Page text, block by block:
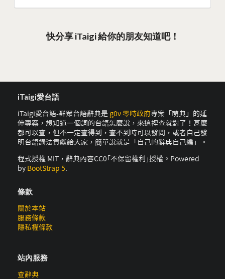
快分享 iTaigi 給你的朋友知道吧！
iTaigi愛台語
iTaigi愛台語-群眾台語辭典是 g0v 零時政府專案「萌典」的延
伸專案，想知道一個詞的台語怎麼說，來這裡查就對了！甚麼
都可以查，但不一定查得到，查不到時可以發問，或者自己發
明台語講法貢獻給大家，簡單說就是「自己的辭典自己編」。
程式授權 MIT，辭典內容CC0｢不保留權利｣授權。Powered
by BootStrap 5.
條款
關於本站
服務條款
隱私權條款
站內服務
查辭典